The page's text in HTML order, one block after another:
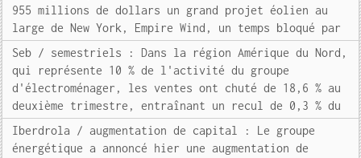
955 millions de dollars un grand projet éolien au
large de New York, Empire Wind, un temps bloqué par
Seb / semestriels : Dans la région Amérique du Nord,
qui représente 10 % de l'activité du groupe
d'électroménager, les ventes ont chuté de 18,6 % au
deuxième trimestre, entraînant un recul de 0,3 % du
Iberdrola / augmentation de capital : Le groupe
énergétique a annoncé hier une augmentation de